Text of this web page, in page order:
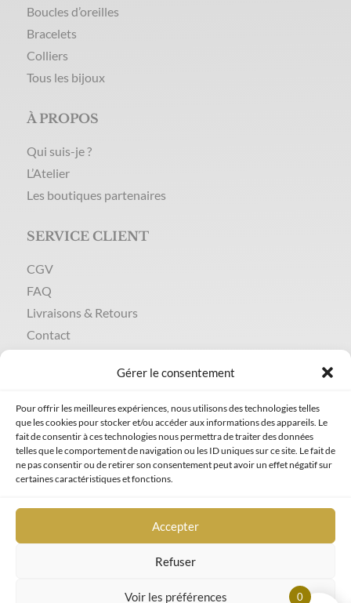
Gérer le consentement
Pour offrir les meilleures expériences, nous utilisons des technologies telles
que les cookies pour stocker et/ou accéder aux informations des appareils. Le
fait de consentir à ces technologies nous permettra de traiter des données
telles que le comportement de navigation ou les ID uniques sur ce site. Le fait de
ne pas consentir ou de retirer son consentement peut avoir un effet négatif sur
certaines caractéristiques et fonctions.
Accepter
Refuser
Voir les préférences
Boucles d’oreilles
Bracelets
Colliers
Tous les bijoux
À PROPOS
Qui suis-je ?
L’Atelier
Les boutiques partenaires
SERVICE CLIENT
CGV
FAQ
Livraisons & Retours
Contact
INFOS LÉGALES
Politique de cookies
Données personnelles
Mentions légales
0